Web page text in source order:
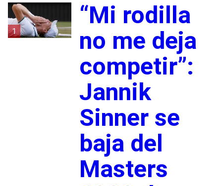
1
“Mi rodilla
no me deja
competir”:
Jannik
Sinner se
baja del
Masters